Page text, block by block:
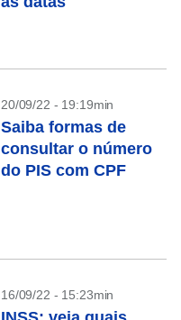
20/09/22 - 19:19min
Saiba formas de
consultar o número
do PIS com CPF
16/09/22 - 15:23min